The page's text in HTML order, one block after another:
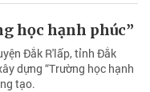
học hạnh phúc”
Đắk R'lấp, tỉnh Đắk
dựng “Trường học hạnh
tạo.